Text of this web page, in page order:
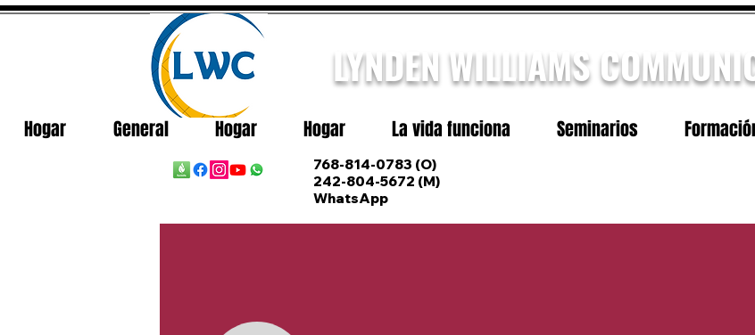
LYNDEN WILLIAMS
Hogar General Hogar Hogar La vida funciona Seminarios
768-814-0783 (O)
242-804-5672 (M)
WhatsApp